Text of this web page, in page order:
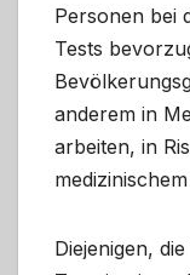
Personen bei
Tests
anderem in
arbeiten, in
Diejenigen,